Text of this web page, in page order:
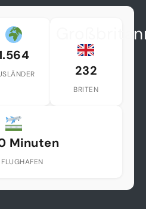
232
BRITEN
Minuten